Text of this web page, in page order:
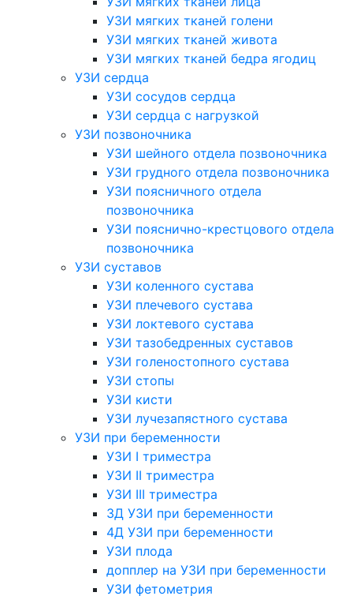
УЗИ мягких тканей голени
УЗИ мягких тканей живота
УЗИ мягких тканей бедра ягодиц
УЗИ сердца
УЗИ сосудов сердца
УЗИ сердца с нагрузкой
УЗИ позвоночника
УЗИ шейного отдела позвоночника
УЗИ грудного отдела позвоночника
УЗИ поясничного отдела
позвоночника
УЗИ пояснично-крестцового отдела
позвоночника
УЗИ суставов
УЗИ коленного сустава
УЗИ плечевого сустава
УЗИ локтевого сустава
УЗИ тазобедренных суставов
УЗИ голеностопного сустава
УЗИ стопы
УЗИ кисти
УЗИ лучезапястного сустава
УЗИ при беременности
УЗИ I триместра
УЗИ II триместра
УЗИ III триместра
3Д УЗИ при беременности
4Д УЗИ при беременности
УЗИ плода
допплер на УЗИ при беременности
УЗИ фетометрия